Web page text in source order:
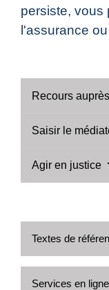
persiste, vous
l'assurance
Recours
Saisir le
Agir en justice
Textes de
Services en